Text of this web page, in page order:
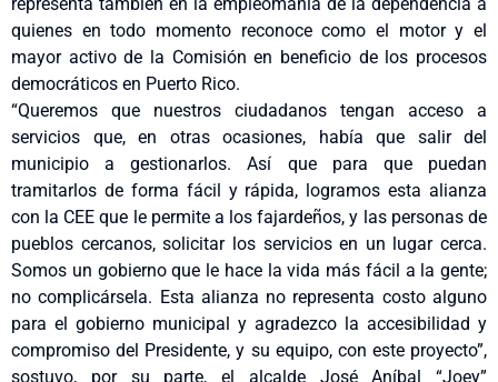
quienes en todo momento reconoce como el motor y el
mayor activo de la Comisión en beneficio de los procesos
democráticos en Puerto Rico.
“Queremos que nuestros ciudadanos tengan acceso a
servicios que, en otras ocasiones, había que salir del
municipio a gestionarlos. Así que para que puedan
tramitarlos de forma fácil y rápida, logramos esta alianza
con la CEE que le permite a los fajardeños, y las personas de
pueblos cercanos, solicitar los servicios en un lugar cerca.
Somos un gobierno que le hace la vida más fácil a la gente;
no complicársela. Esta alianza no representa costo alguno
para el gobierno municipal y agradezco la accesibilidad y
compromiso del Presidente, y su equipo, con este proyecto”,
sostuvo, por su parte, el alcalde José Aníbal “Joey”